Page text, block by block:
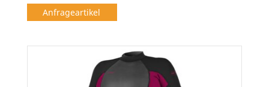
Anfrageartikel